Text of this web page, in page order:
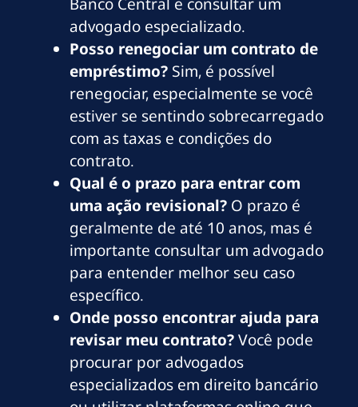
advogado especializado.
Posso renegociar um contrato de
empréstimo? Sim, é possível
renegociar, especialmente se você
estiver se sentindo sobrecarregado
com as taxas e condições do
contrato.
Qual é o prazo para entrar com
uma ação revisional? O prazo é
geralmente de até 10 anos, mas é
importante consultar um advogado
para entender melhor seu caso
específico.
Onde posso encontrar ajuda para
revisar meu contrato?Você pode
procurar por advogados
especializados em direito bancário